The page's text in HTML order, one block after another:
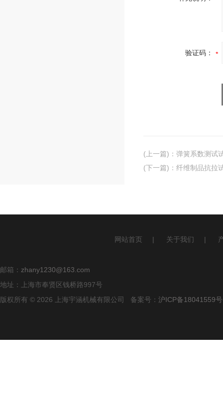
验证码：
(上一篇) ： 弹簧系数测试
(下一篇) ： 纤维制品抗拉
网站首页 | 关于我们 |
邮箱： zhany1230@163.com
地址：上海市奉贤区钱桥路997号
版权所有 © 2026 上海宇涵机械有限公司 备案号： 沪ICP备18041559